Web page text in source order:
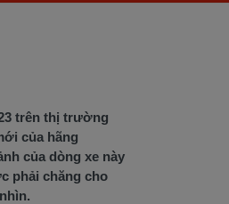
trên thị trường
của hãng
của dòng xe này
phải chăng cho